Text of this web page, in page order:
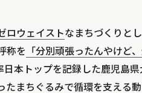
ロウェイストなまちづくりと
称を
「分別頑張ったんやけど
本トップを記録した鹿児島
まちぐるみで循環を支える